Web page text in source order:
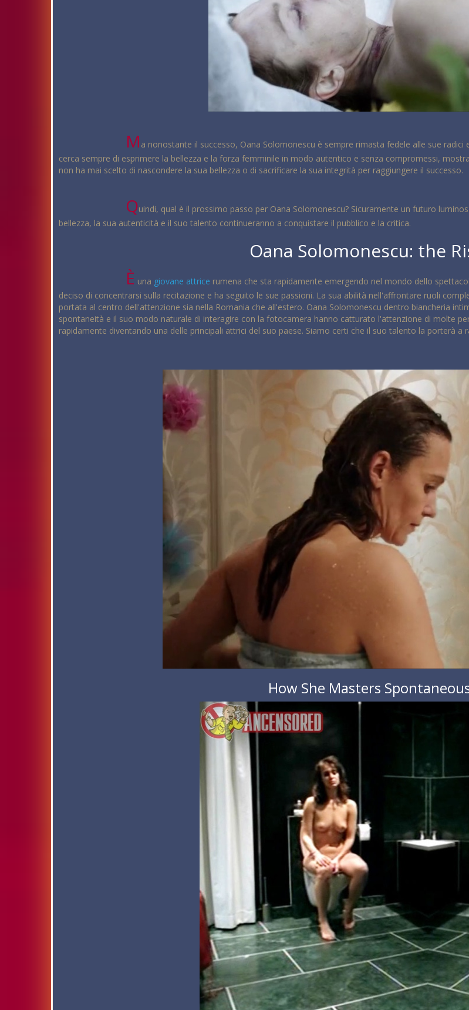
M a nonostante il successo, Oana Solomonescu è sempre rimasta fedele alle sue
cerca sempre di esprimere la bellezza e la forza femminile in modo autentico e senza compromessi,
non ha mai scelto di nascondere la sua bellezza o di sacrificare la sua integrità per raggiungere il successo.
Quindi, qual è il prossimo passo per Oana Solomonescu? Sicuramente un futuro
bellezza, la sua autenticità e il suo talento continueranno a conquistare il pubblico e la critica.
Oana Solomonescu: the
È una giovane attrice rumena che sta rapidamente emergendo nel mondo dello
deciso di concentrarsi sulla recitazione e ha seguito le sue passioni. La sua abilità nell'affrontare ruoli
portata al centro dell'attenzione sia nella Romania che all'estero. Oana Solomonescu dentro biancheria
spontaneità e il suo modo naturale di interagire con la fotocamera hanno catturato l'attenzione di molte
rapidamente diventando una delle principali attrici del suo paese. Siamo certi che il suo talento la porterà a
How She Masters